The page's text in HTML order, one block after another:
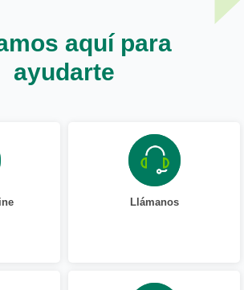
aquí para
ayudarte
Llámanos